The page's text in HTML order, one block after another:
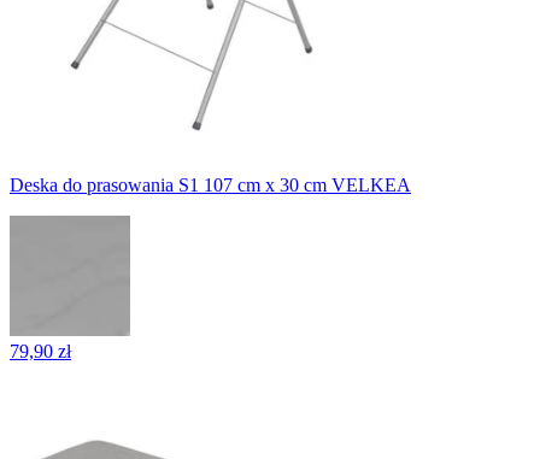
Deska do prasowania S1 107 cm x 30 cm VELKEA
79,90 zł